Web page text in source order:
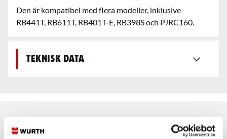
Den är kompatibel med flera modeller, inklusive
RB441T, RB611T, RB401T-E, RB398S och PJRC160.
Teknisk data
Rekommenderat baserat på vald produkt